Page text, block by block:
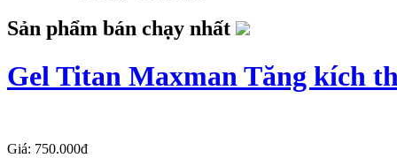
Sản phẩm bán chạy nhất
Gel Titan Maxman Tăng kích
Giá: 750.000đ